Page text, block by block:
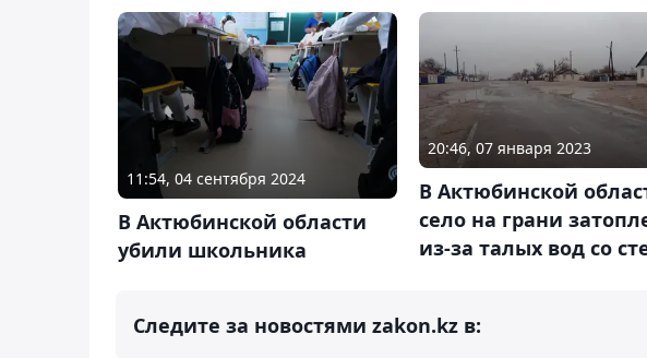
11:54, 04 сентября 2024
В Актюбинской области
убили школьника
20:46, 07 января 2023
В Актюбинской
село на грани
из-за талых вод со
Следите за новостями zakon.kz в: